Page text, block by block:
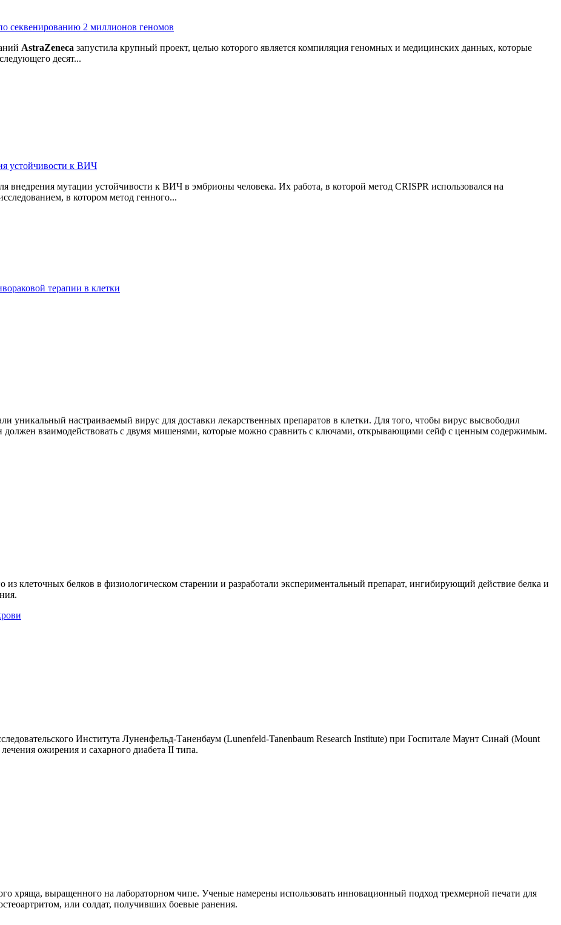
секвенированию 2 миллионов геномов
AstraZeneca запустила крупный проект, целью которого является компиляция геномных и медицинских данных, которые
десят...
устойчивости к ВИЧ
мутации устойчивости к ВИЧ в эмбрионы человека. Их работа, в которой метод CRISPR использовался на
в котором метод генного...
терапии в клетки
уникальный настраиваемый вирус для доставки лекарственных препаратов в клетки. Для того, чтобы вирус высвободил
должен взаимодействовать с двумя мишенями, которые можно сравнить с ключами, открывающими сейф с ценным содержимым.
клеточных белков в физиологическом старении и разработали экспериментальный препарат, ингибирующий действие белка и
Института Луненфельд-Таненбаум (Lunenfeld-Tanenbaum Research Institute) при Госпитале Маунт Синай (Mount
ожирения и сахарного диабета II типа.
хряща, выращенного на лабораторном чипе. Ученые намерены использовать инновационный подход трехмерной печати для
или солдат, получивших боевые ранения.